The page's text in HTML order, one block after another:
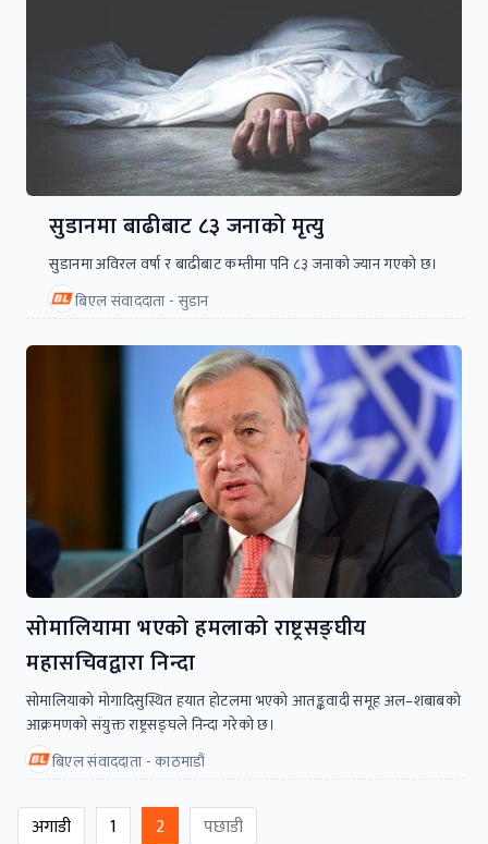
सुडानमा बाढीबाट ८३ जनाको मृत्यु
सुडानमा अविरल वर्षा र बाढीबाट कम्तीमा पनि ८३ जनाको ज्यान गएको छ।
बिएल संवाददाता - सुडान
सोमालियामा भएको हमलाको राष्ट्रसङ्घीय
महासचिवद्वारा निन्दा
सोमालियाको मोगादिसुस्थित हयात होटलमा भएको आतङ्कवादी समूह अल–शबाबको
आक्रमणको संयुक्त राष्ट्रसङ्घले निन्दा गरेको छ।
बिएल संवाददाता - काठमाडौं
अगाडी 1 2 पछाडी